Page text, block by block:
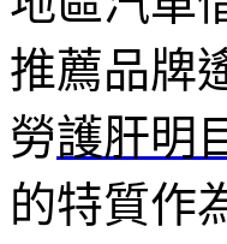
推薦品牌
勞護肝明
的特質作